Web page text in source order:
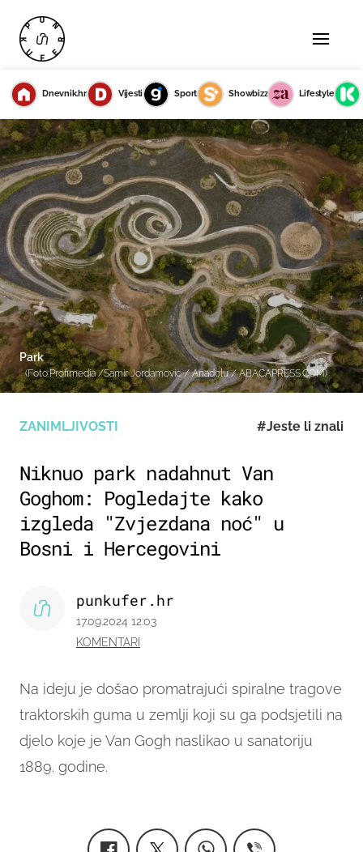
Dnevnik.hr Vijesti Sport Showbizz Lifestyle
ZANIMLJIVOSTI #Jeste li znali
Niknuo park nadahnut Van
Goghom: Pogledajte kako
izgleda "Zvjezdana noć" u
Bosni i Hercegovini
Na ideju je došao promatrajući spiralne tragove
traktorskih guma u zemlji koji su ga podsjetili na
djelo koje je Van Gogh naslikao u sanatoriju
1889. godine.
punkufer.hr
17.09.2024 12:03
KOMENTARI
Park
(Foto:Profimedia /Samir Jordamovic / Anadolu / ABACAPRESS.COM)